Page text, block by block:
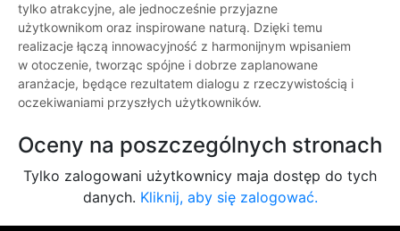
tylko atrakcyjne, ale jednocześnie przyjazne
użytkownikom oraz inspirowane naturą. Dzięki temu
realizacje łączą innowacyjność z harmonijnym wpisaniem
w otoczenie, tworząc spójne i dobrze zaplanowane
aranżacje, będące rezultatem dialogu z rzeczywistością i
oczekiwaniami przyszłych użytkowników.
Oceny na poszczególnych stronach
Tylko zalogowani użytkownicy maja dostęp do tych
danych. Kliknij, aby się zalogować.